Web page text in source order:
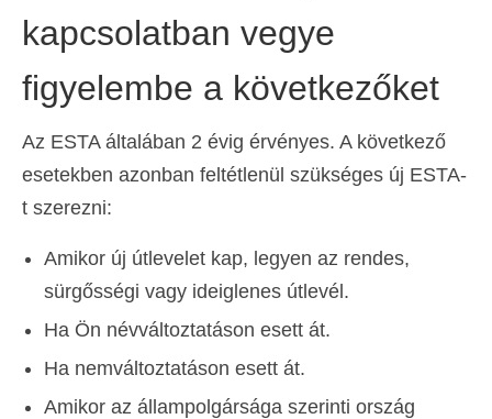
kapcsolatban vegye
figyelembe a következőket
Az ESTA általában 2 évig érvényes. A következő
esetekben azonban feltétlenül szükséges új ESTA-
t szerezni:
Amikor új útlevelet kap, legyen az rendes,
sürgősségi vagy ideiglenes útlevél.
Ha Ön névváltoztatáson esett át.
Ha nemváltoztatáson esett át.
Amikor az állampolgársága szerinti ország